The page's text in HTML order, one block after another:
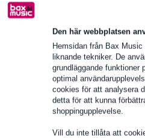
Den här webbplatsen
Hemsidan från Bax
liknande tekniker. De
grundläggande funktioner
optimal
cookies för att analysera
detta för att kunna
shoppingupplevelse.
Vill du inte tillåta att
trådlös in-ear uppsättning
frekvensband G: 566 - 608 MHz
Fullständiga specifikationer
Se även (5)